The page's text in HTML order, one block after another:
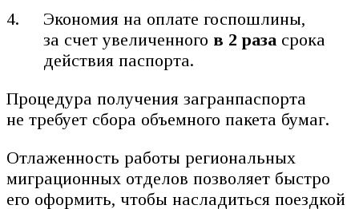
Экономия на оплате госпошлины,
за счет увеличенного в 2 раза срока
действия паспорта.
Процедура получения загранпаспорта
не требует сбора объемного пакета бумаг.
Отлаженность работы региональных
миграционных отделов позволяет быстро
его оформить, чтобы насладиться поездкой